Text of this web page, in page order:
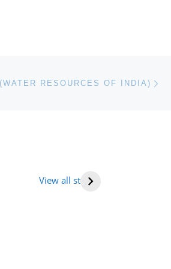
RESOURCES OF INDIA)
View all stories
राजमार्ग की सूची